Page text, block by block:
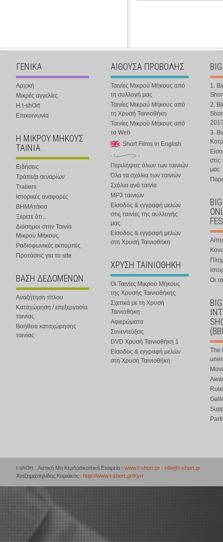
ΓΕΝΙΚΑ
Αρχική
Μικρές αγγελίες
Η t-shOrt
Επικοινωνία
Η ΜΙΚΡΟΥ ΜΗΚΟΥΣ
ΤΑΙΝΙΑ
Ειδήσεις
Τράπεζα σεναρίων
Trailers
Ιστορικές αναφορές
ΒΗΜΑτάκια
Ξέρετε ότι...
Διάσημοι στην Ταινία
Μικρού Μήκους
Ραδιοφωνικές εκπομπές
Προτάσεις για το site
ΒΑΣΗ ΔΕΔΟΜΕΝΩΝ
Αναζήτηση τίτλου
Καταχώρηση / επεξεργασία
ταινίας
Βοήθεια καταχώρησης
ταινίας
ΑΙΘΟΥΣΑ ΠΡΟΒΟΛΗΣ
Ταινίες Μικρού Μήκους από
τη συλλογή μας
Ταινίες Μικρού Μήκους από
τη Χρυσή Ταινιοθήκη
Ταινίες Μικρού Μήκους από
το Web
Short Films in English
Περιλήψεις όλων των ταινιών
Όλα τα σχόλια των ταινιών
Σχόλια ανά ταινία
MP3 ταινιών
Είσοδος & εγγραφή μελών
στις ταινίες της συλλογής
μας
Είσοδος & εγγραφή μελών
στη Χρυσή Ταινιοθήκη
ΧΡΥΣΗ ΤΑΙΝΙΟΘΗΚΗ
Οι Ταινίες Μικρού Μήκους
της Χρυσής Ταινιοθήκης
Σχετικά με τη Χρυσή
Ταινιοθήκη
Αφιερώματα
Συνεντεύξεις
DVD Χρυσή Ταινιοθήκη 1
Είσοδος & εγγραφή μελών
στη Χρυσή Ταινιοθήκη
1.
2.
3.
στις
μας
Οι
The
t-shOrt : Αστική Μη Κερδοσκοπική Εταιρεία : www.t-short.gr : info@t-short.gr
Χατζημιχαηλίδης Κυριάκος : http://www.t-short.gr/Kyr/